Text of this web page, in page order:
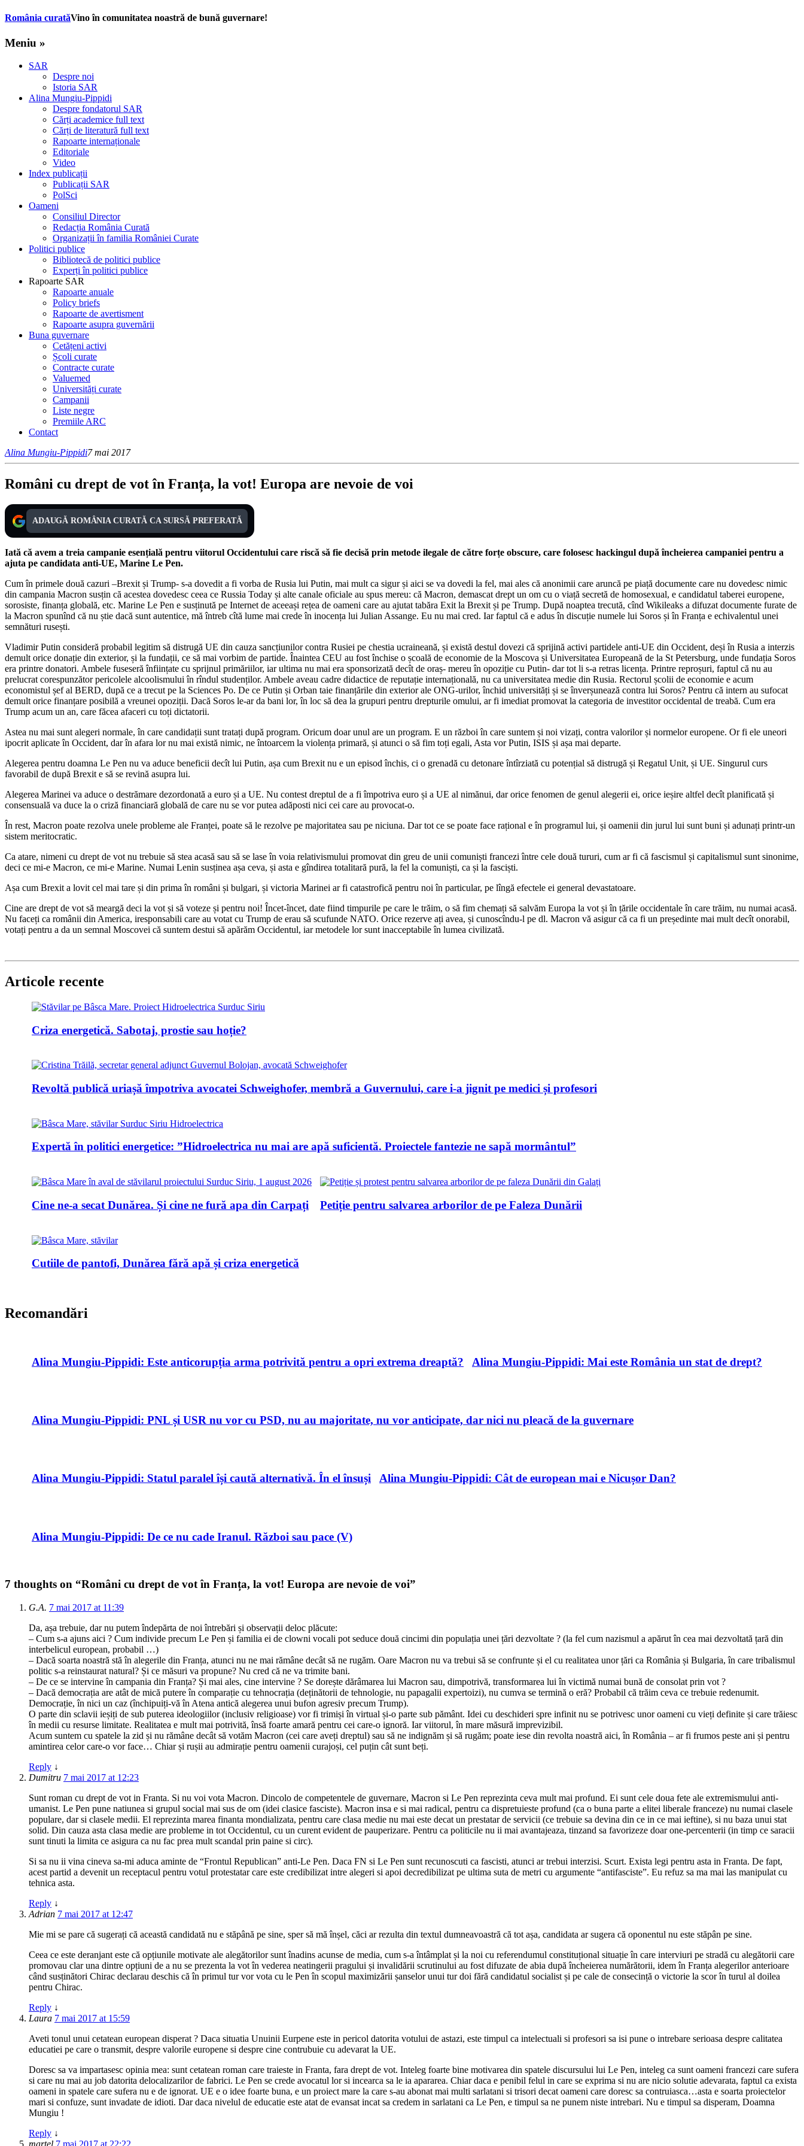
România curatăVino în comunitatea noastră de bună guvernare!
Meniu »
SAR
Despre noi
Istoria SAR
Alina Mungiu-Pippidi
Despre fondatorul SAR
Cărți academice full text
Cărți de literatură full text
Rapoarte internaționale
Editoriale
Video
Index publicații
Publicații SAR
PolSci
Oameni
Consiliul Director
Redacția România Curată
Organizații în familia României Curate
Politici publice
Bibliotecă de politici publice
Experți în politici publice
Rapoarte SAR
Rapoarte anuale
Policy briefs
Rapoarte de avertisment
Rapoarte asupra guvernării
Buna guvernare
Cetățeni activi
Școli curate
Contracte curate
Valuemed
Universități curate
Campanii
Liste negre
Premiile ARC
Contact
Alina Mungiu-Pippidi7 mai 2017
Români cu drept de vot în Franța, la vot! Europa are nevoie de voi
ADAUGĂ ROMÂNIA CURATĂ CA SURSĂ PREFERATĂ
Iată că avem a treia campanie esențială pentru viitorul Occidentului care riscă să fie decisă prin metode ilegale de către forțe obscure, care folosesc hackingul după încheierea campaniei pentru a
ajuta pe candidata anti-UE, Marine Le Pen.
Cum în primele două cazuri –Brexit și Trump- s-a dovedit a fi vorba de Rusia lui Putin, mai mult ca sigur și aici se va dovedi la fel, mai ales că anonimii care aruncă pe piață documente care nu dovedesc nimic
din campania Macron susțin că acestea dovedesc ceea ce Russia Today și alte canale oficiale au spus mereu: că Macron, demascat drept un om cu o viață secretă de homosexual, e candidatul taberei europene,
sorosiste, finanța globală, etc. Marine Le Pen e susținută pe Internet de aceeași rețea de oameni care au ajutat tabăra Exit la Brexit și pe Trump. După noaptea trecută, cînd Wikileaks a difuzat documente furate de
la Macron spunînd că nu știe dacă sunt autentice, mă întreb cîtă lume mai crede în inocența lui Julian Assange. Eu nu mai cred. Iar faptul că e adus în discuție numele lui Soros și în Franța e echivalentul unei
semnături rusești.
Vladimir Putin consideră probabil legitim să distrugă UE din cauza sancțiunilor contra Rusiei pe chestia ucraineană, și există destul dovezi că sprijină activi partidele anti-UE din Occident, deși în Rusia a interzis
demult orice donație din exterior, și la fundații, ce să mai vorbim de partide. Înaintea CEU au fost închise o școală de economie de la Moscova și Universitatea Europeană de la St Petersburg, unde fundația Soros
era printre donatori. Ambele fuseseră înființate cu sprijnul primăriilor, iar ultima nu mai era sponsorizată decît de oraș- mereu în opoziție cu Putin- dar tot li s-a retras licența. Printre reproșuri, faptul că nu au
prelucrat corespunzător pericolele alcoolismului în rîndul studenților. Ambele aveau cadre didactice de reputație internațională, nu ca universitatea medie din Rusia. Rectorul școlii de economie e acum
economistul șef al BERD, după ce a trecut pe la Sciences Po. De ce Putin și Orban taie finanțările din exterior ale ONG-urilor, închid universități și se înverșunează contra lui Soros? Pentru că intern au sufocat
demult orice finanțare posibilă a vreunei opoziții. Dacă Soros le-ar da bani lor, în loc să dea la grupuri pentru drepturile omului, ar fi imediat promovat la categoria de investitor occidental de treabă. Cum era
Trump acum un an, care făcea afaceri cu toți dictatorii.
Astea nu mai sunt alegeri normale, în care candidații sunt tratați după program. Oricum doar unul are un program. E un război în care suntem și noi vizați, contra valorilor și normelor europene. Or fi ele uneori
ipocrit aplicate în Occident, dar în afara lor nu mai există nimic, ne întoarcem la violența primară, și atunci o să fim toți egali, Asta vor Putin, ISIS și așa mai departe.
Alegerea pentru doamna Le Pen nu va aduce beneficii decît lui Putin, așa cum Brexit nu e un episod închis, ci o grenadă cu detonare întîrziată cu potențial să distrugă și Regatul Unit, și UE. Singurul curs
favorabil de după Brexit e să se revină asupra lui.
Alegerea Marinei va aduce o destrămare dezordonată a euro și a UE. Nu contest dreptul de a fi împotriva euro și a UE al nimănui, dar orice fenomen de genul alegerii ei, orice ieșire altfel decît planificată și
consensuală va duce la o criză financiară globală de care nu se vor putea adăposti nici cei care au provocat-o.
În rest, Macron poate rezolva unele probleme ale Franței, poate să le rezolve pe majoritatea sau pe niciuna. Dar tot ce se poate face rațional e în programul lui, și oamenii din jurul lui sunt buni și adunați printr-un
sistem meritocratic.
Ca atare, nimeni cu drept de vot nu trebuie să stea acasă sau să se lase în voia relativismului promovat din greu de unii comuniști francezi între cele două tururi, cum ar fi că fascismul și capitalismul sunt sinonime,
deci ce mi-e Macron, ce mi-e Marine. Numai Lenin susținea așa ceva, și asta e gîndirea totalitară pură, la fel la comuniști, ca și la fasciști.
Așa cum Brexit a lovit cel mai tare și din prima în români și bulgari, și victoria Marinei ar fi catastrofică pentru noi în particular, pe lîngă efectele ei general devastatoare.
Cine are drept de vot să meargă deci la vot și să voteze și pentru noi! Încet-încet, date fiind timpurile pe care le trăim, o să fim chemați să salvăm Europa la vot și în țările occidentale în care trăim, nu numai acasă.
Nu faceți ca românii din America, iresponsabili care au votat cu Trump de erau să scufunde NATO. Orice rezerve ați avea, și cunoscîndu-l pe dl. Macron vă asigur că ca fi un președinte mai mult decît onorabil,
votați pentru a da un semnal Moscovei că suntem destui să apărăm Occidentul, iar metodele lor sunt inacceptabile în lumea civilizată.
Articole recente
Criza energetică. Sabotaj, prostie sau hoție?
Revoltă publică uriașă împotriva avocatei Schweighofer, membră a Guvernului, care i-a jignit pe medici și profesori
Expertă în politici energetice: ”Hidroelectrica nu mai are apă suficientă. Proiectele fantezie ne sapă mormântul”
Cine ne-a secat Dunărea. Și cine ne fură apa din Carpați Petiție pentru salvarea arborilor de pe Faleza Dunării
Cutiile de pantofi, Dunărea fără apă și criza energetică
Recomandări
Alina Mungiu-Pippidi: Este anticorupția arma potrivită pentru a opri extrema dreaptă? Alina Mungiu-Pippidi: Mai este România un stat de drept?
Alina Mungiu-Pippidi: PNL și USR nu vor cu PSD, nu au majoritate, nu vor anticipate, dar nici nu pleacă de la guvernare
Alina Mungiu-Pippidi: Statul paralel își caută alternativă. În el însuși Alina Mungiu-Pippidi: Cât de european mai e Nicușor Dan?
Alina Mungiu-Pippidi: De ce nu cade Iranul. Război sau pace (V)
7 thoughts on “Români cu drept de vot în Franța, la vot! Europa are nevoie de voi”
G.A. 7 mai 2017 at 11:39
Da, așa trebuie, dar nu putem îndepărta de noi întrebări și observații deloc plăcute:
– Cum s-a ajuns aici ? Cum individe precum Le Pen și familia ei de clowni vocali pot seduce două cincimi din populația unei țări dezvoltate ? (la fel cum nazismul a apărut în cea mai dezvoltată țară din
interbelicul european, probabil …)
– Dacă soarta noastră stă în alegerile din Franța, atunci nu ne mai rămâne decât să ne rugăm. Oare Macron nu va trebui să se confrunte și el cu realitatea unor țări ca România și Bulgaria, în care tribalismul
politic s-a reinstaurat natural? Și ce măsuri va propune? Nu cred că ne va trimite bani.
– De ce se intervine în campania din Franța? Și mai ales, cine intervine ? Se dorește dărâmarea lui Macron sau, dimpotrivă, transformarea lui în victimă numai bună de consolat prin vot ?
– Dacă democrația are atât de mică putere în comparație cu tehnocrația (deținătorii de tehnologie, nu papagalii expertoizi), nu cumva se termină o eră? Probabil că trăim ceva ce trebuie redenumit.
Democrație, în nici un caz (închipuiți-vă în Atena antică alegerea unui bufon agresiv precum Trump).
O parte din sclavii ieșiți de sub puterea ideologiilor (inclusiv religioase) vor fi trimiși în virtual și-o parte sub pământ. Idei cu deschideri spre infinit nu se potrivesc unor oameni cu vieți definite și care trăiesc
în medii cu resurse limitate. Realitatea e mult mai potrivită, însă foarte amară pentru cei care-o ignoră. Iar viitorul, în mare măsură imprevizibil.
Acum suntem cu spatele la zid și nu rămâne decât să votăm Macron (cei care aveți dreptul) sau să ne indignăm și să rugăm; poate iese din revolta noastră aici, în România – ar fi frumos peste ani și pentru
amintirea celor care-o vor face… Chiar și rușii au admirație pentru oamenii curajoși, cel puțin cât sunt beți.
Reply ↓
Dumitru 7 mai 2017 at 12:23
Sunt roman cu drept de vot in Franta. Si nu voi vota Macron. Dincolo de competentele de guvernare, Macron si Le Pen reprezinta ceva mult mai profund. Ei sunt cele doua fete ale extremismului anti-
umanist. Le Pen pune natiunea si grupul social mai sus de om (idei clasice fasciste). Macron insa e si mai radical, pentru ca dispretuieste profund (ca o buna parte a elitei liberale franceze) nu numai clasele
populare, dar si clasele medii. El reprezinta marea finanta mondializata, pentru care clasa medie nu mai este decat un prestatar de servicii (ce trebuie sa devina din ce in ce mai ieftine), si nu baza unui stat
solid. Din cauza asta clasa medie are probleme in tot Occidentul, cu un curent evident de pauperizare. Pentru ca politicile nu ii mai avantajeaza, tinzand sa favorizeze doar one-percenterii (in timp ce saracii
sunt tinuti la limita ce asigura ca nu fac prea mult scandal prin paine si circ).
Si sa nu ii vina cineva sa-mi aduca aminte de “Frontul Republican” anti-Le Pen. Daca FN si Le Pen sunt recunoscuti ca fascisti, atunci ar trebui interzisi. Scurt. Exista legi pentru asta in Franta. De fapt,
acest partid a devenit un receptacul pentru votul protestatar care este credibilizat intre alegeri si apoi decredibilizat pe ultima suta de metri cu argumente “antifasciste”. Eu refuz sa ma mai las manipulat cu
tehnica asta.
Reply ↓
Adrian 7 mai 2017 at 12:47
Mie mi se pare că sugerați că această candidată nu e stăpână pe sine, sper să mă înșel, căci ar rezulta din textul dumneavoastră că tot așa, candidata ar sugera că oponentul nu este stăpân pe sine.
Ceea ce este deranjant este că opțiunile motivate ale alegătorilor sunt înadins acunse de media, cum s-a întâmplat și la noi cu referendumul constituțional situație în care interviuri pe stradă cu alegătorii care
promovau clar una dintre opțiuni de a nu se prezenta la vot în vederea neatingerii pragului și invalidării scrutinului au fost difuzate de abia după încheierea numărătorii, idem în Franța alegerilor anterioare
când susținători Chirac declarau deschis că în primul tur vor vota cu le Pen în scopul maximizării șanselor unui tur doi fără candidatul socialist și pe cale de consecință o victorie la scor în turul al doilea
pentru Chirac.
Reply ↓
Laura 7 mai 2017 at 15:59
Aveti tonul unui cetatean european disperat ? Daca situatia Unuinii Eurpene este in pericol datorita votului de astazi, este timpul ca intelectuali si profesori sa isi pune o intrebare serioasa despre calitatea
educatiei pe care o transmit, despre valorile europene si despre cine contrubuie cu adevarat la UE.
Doresc sa va impartasesc opinia mea: sunt cetatean roman care traieste in Franta, fara drept de vot. Inteleg foarte bine motivarea din spatele discursului lui Le Pen, inteleg ca sunt oameni francezi care sufera
si care nu mai au job datorita delocalizarilor de fabrici. Le Pen se crede avocatul lor si incearca sa le ia apararea. Chiar daca e penibil felul in care se exprima si nu are nicio solutie adevarata, faptul ca exista
oameni in spatele care sufera nu e de ignorat. UE e o idee foarte buna, e un proiect mare la care s-au abonat mai multi sarlatani si trisori decat oameni care doresc sa contruiasca…asta e soarta proiectelor
mari si confuze, sunt invadate de idioti. Dar daca nivelul de educatie este atat de evansat incat sa credem in sarlatani ca Le Pen, e timpul sa ne punem niste intrebari. Nu e timpul sa disperam, Doamna
Mungiu !
Reply ↓
martel 7 mai 2017 at 22:22